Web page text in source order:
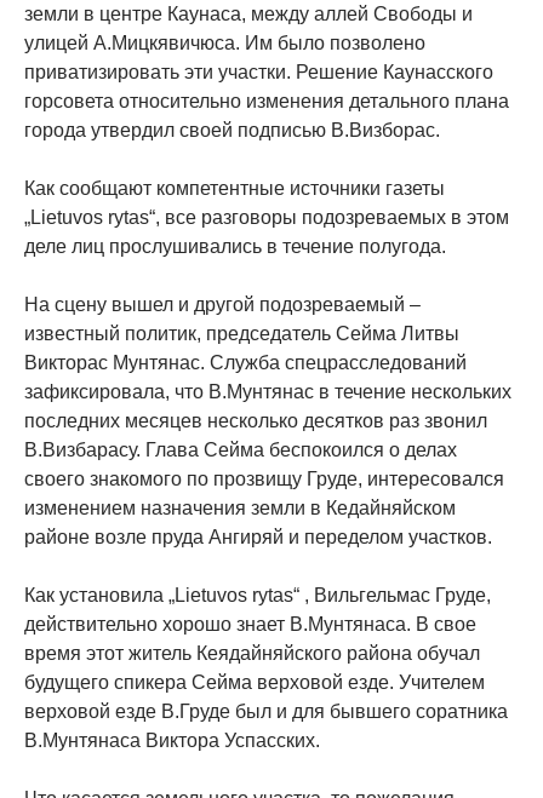
земли в центре Каунаса, между аллей Свободы и
улицей А.Мицкявичюса. Им было позволено
приватизировать эти участки. Решение Каунасского
горсовета относительно изменения детального плана
города утвердил своей подписью В.Визборас.
Как сообщают компетентные источники газеты
„Lietuvos rytas“, все разговоры подозреваемых в этом
деле лиц прослушивались в течение полугода.
На сцену вышел и другой подозреваемый –
известный политик, председатель Сейма Литвы
Викторас Мунтянас. Служба спецрасследований
зафиксировала, что В.Мунтянас в течение нескольких
последних месяцев несколько десятков раз звонил
В.Визбарасу. Глава Сейма беспокоился о делах
своего знакомого по прозвищу Груде, интересовался
изменением назначения земли в Кедайняйском
районе возле пруда Ангиряй и переделом участков.
Как установила „Lietuvos rytas“ , Вильгельмас Груде,
действительно хорошо знает В.Мунтянаса. В свое
время этот житель Кеядайняйского района обучал
будущего спикера Сейма верховой езде. Учителем
верховой езде В.Груде был и для бывшего соратника
В.Мунтянаса Виктора Успасских.